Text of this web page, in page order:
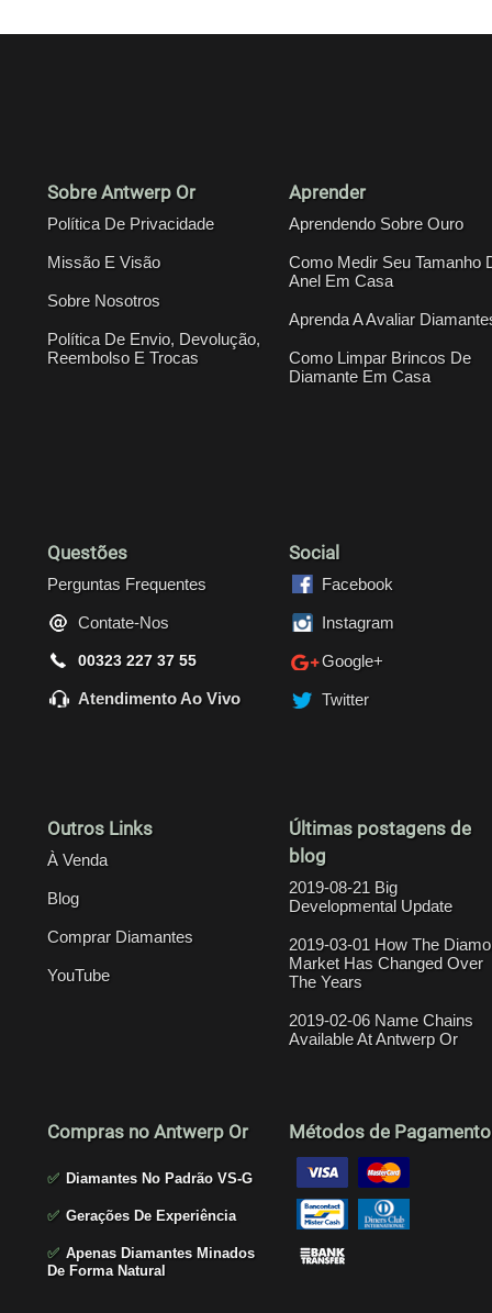
Sobre Antwerp Or
Política De Privacidade
Missão E Visão
Sobre Nosotros
Política De Envio, Devolução,
Reembolso E Trocas
Aprender
Aprendendo Sobre Ouro
Como Medir Seu Tamanho
Anel Em Casa
Aprenda A Avaliar
Como Limpar Brincos De
Diamante Em Casa
Questões
Perguntas Frequentes
Contate-Nos
00323 227 37 55
Atendimento Ao Vivo
Social
Facebook
Instagram
Google+
Twitter
Outros Links
À Venda
Blog
Comprar Diamantes
YouTube
Últimas postagens de
blog
2019-08-21 Big
Developmental Update
2019-03-01 How The
Market Has Changed Over
The Years
2019-02-06 Name Chains
Available At Antwerp Or
Compras no Antwerp Or
✅ Diamantes No Padrão VS-G
✅ Gerações De Experiência
✅ Apenas Diamantes Minados
De Forma Natural
Métodos de Pagamento